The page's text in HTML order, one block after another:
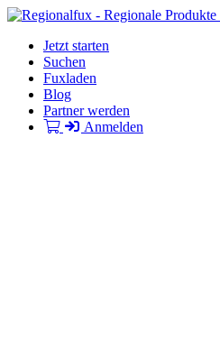
Jetzt starten
Suchen
Fuxladen
Blog
Partner werden
Anmelden